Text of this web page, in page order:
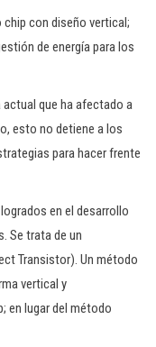
chip con diseño vertical;
de energía para los
que ha afectado a
esto no detiene a los
para hacer frente
en el desarrollo
Se trata de un
Transistor). Un método
vertical y
en lugar del método